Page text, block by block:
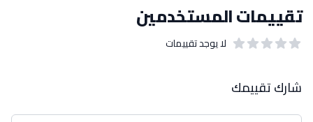
تقييمات المستخدمين
لا يوجد تقييمات
شارك تقييمك